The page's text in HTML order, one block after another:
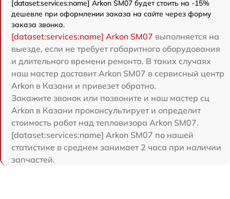
[dataset:services:name] Arkon SM07 будет стоить на -15%
дешевле при оформлении заказа на сайте через форму
заказа звонка.
[dataset:services:name] Arkon SM07 выполняется на
выезде, если не требует габаритного оборудования
и длительного времени ремонта. В таких случаях
наш мастер доставит Arkon SM07 в сервисный центр
Arkon в Казани и привезет обратно.
Закажите звонок или позвоните и наш мастер сц
Arkon в Казани проконсультирует и определит
стоимость работ над тепловизора Arkon SM07.
[dataset:services:name] Arkon SM07 по нашей
статистике в среднем занимает 2 часа при наличии
запчастей.